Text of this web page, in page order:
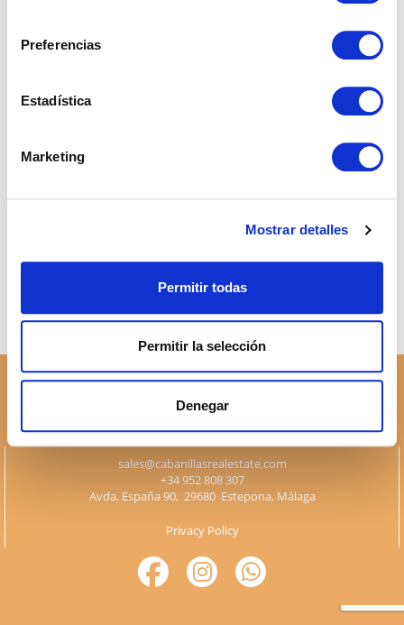
Preferencias
Estadística
Marketing
Mostrar detalles
Permitir todas
Permitir la selección
Denegar
What nobody explains about buying a house in Spain
Taxes When Selling a Property in Andalusia as a Non-
What is a real estate investment and how to do it
sales@cabanillasrealestate.com
+34 952 808 307
Avda. España 90, 29680 Estepona, Málaga
Privacy Policy